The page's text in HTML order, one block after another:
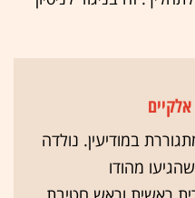
נשואה + 3, מתגוררת במודיעין. נולדה
מהודו